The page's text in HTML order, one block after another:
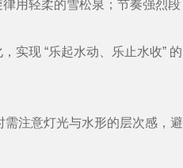
用轻柔的雪松泉；节奏强烈段
现 “乐起水动、乐止水收” 的
注意灯光与水形的层次感，避